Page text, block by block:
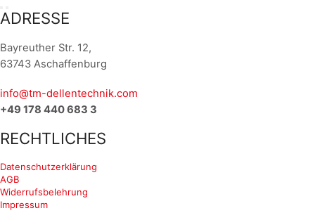
ADRESSE
Bayreuther Str. 12,
63743 Aschaffenburg
info@tm-dellentechnik.com
+49 178 440 683 3
RECHTLICHES
Datenschutzerklärung
AGB
Widerrufsbelehrung
Impressum